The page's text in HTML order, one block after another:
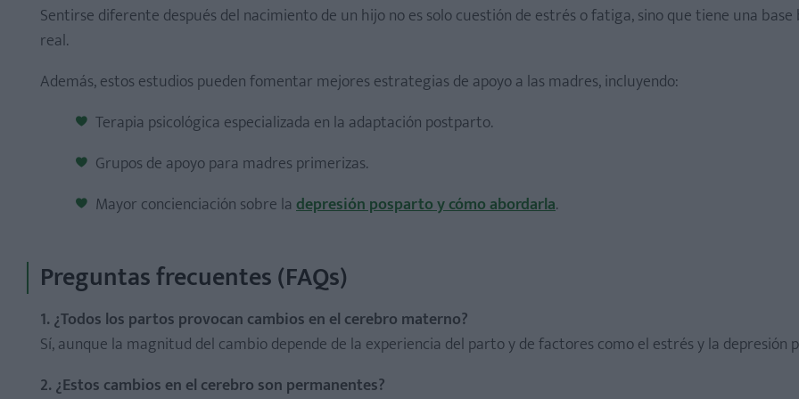
Sentirse diferente después del nacimiento de un hijo no es solo cuestión de estrés o fatiga, sino que tiene una base
real.
Además, estos estudios pueden fomentar mejores estrategias de apoyo a las madres, incluyendo:
Terapia psicológica especializada en la adaptación postparto.
Grupos de apoyo para madres primerizas.
Mayor concienciación sobre la depresión posparto y cómo abordarla.
Preguntas frecuentes (FAQs)
1. ¿Todos los partos provocan cambios en el cerebro materno?
Sí, aunque la magnitud del cambio depende de la experiencia del parto y de factores como el estrés y la depresión
2. ¿Estos cambios en el cerebro son permanentes?